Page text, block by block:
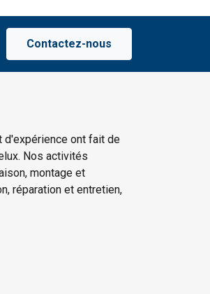
Contactez-nous
d'expérience ont fait de
Nos activités
montage et
réparation et entretien,